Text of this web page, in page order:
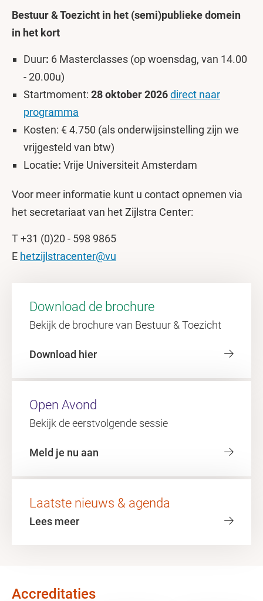
Bestuur & Toezicht in het (semi)publieke domein
in het kort
Duur: 6 Masterclasses (op woensdag, van 14.00
- 20.00u)
Startmoment: 28 oktober 2026direct naar
programma
Kosten: € 4.750 (als onderwijsinstelling zijn we
vrijgesteld van btw)
Locatie: Vrije Universiteit Amsterdam
Voor meer informatie kunt u contact opnemen via
het secretariaat van het Zijlstra Center:
T +31 (0)20 - 598 9865
E hetzijlstracenter@vu
Download de brochure
Bekijk de brochure van Bestuur & Toezicht
Download hier
Open Avond
Bekijk de eerstvolgende sessie
Meld je nu aan
Laatste nieuws & agenda
Lees meer
Accreditaties